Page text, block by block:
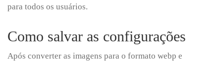
para todos os usuários.
Como salvar as configurações
Após converter as imagens para o formato webp e